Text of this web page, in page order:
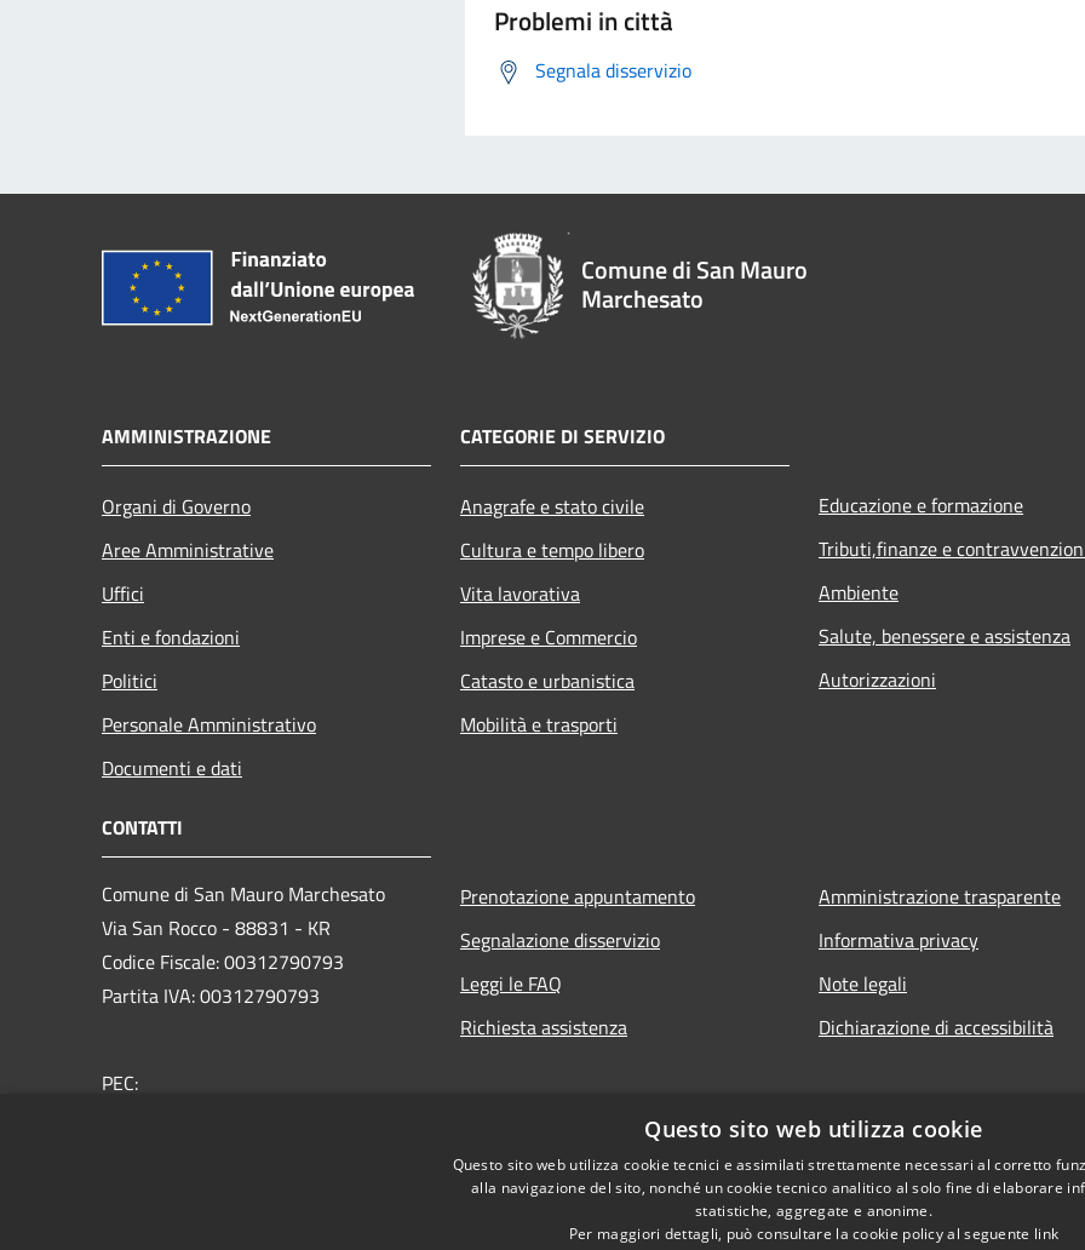
Problemi in città
Segnala disservizio
Comune di San Mauro
Marchesato
AMMINISTRAZIONE
Organi di Governo
Aree Amministrative
Uffici
Enti e fondazioni
Politici
Personale Amministrativo
Documenti e dati
CATEGORIE DI SERVIZIO
Anagrafe e stato civile
Cultura e tempo libero
Vita lavorativa
Imprese e Commercio
Catasto e urbanistica
Mobilità e trasporti
Educazione e formazione
Tributi,finanze e
Ambiente
Salute, benessere e assistenza
Autorizzazioni
CONTATTI
Comune di San Mauro Marchesato
Via San Rocco - 88831 - KR
Codice Fiscale: 00312790793
Partita IVA: 00312790793
PEC:
Prenotazione appuntamento
Segnalazione disservizio
Leggi le FAQ
Richiesta assistenza
Amministrazione trasparente
Informativa privacy
Note legali
Dichiarazione di accessibilità
Questo sito web utilizza cookie
Questo sito web utilizza cookie tecnici e assimilati strettamente necessari al corretto
alla navigazione del sito, nonché un cookie tecnico analitico al solo fine di elaborare
statistiche, aggregate e anonime.
Per maggiori dettagli, può consultare la cookie policy al seguente link